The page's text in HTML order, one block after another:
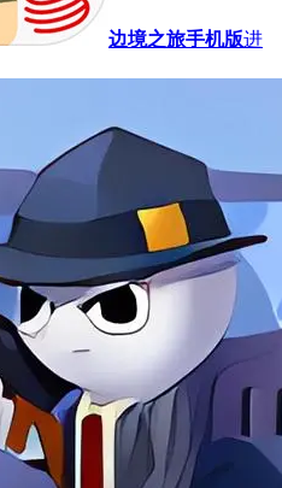
边境之旅手机版进